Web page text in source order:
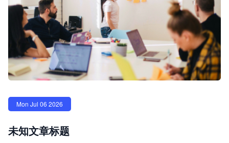
Mon Jul 06 2026
未知文章标题